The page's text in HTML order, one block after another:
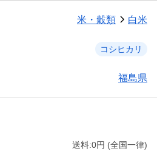
米・穀類 白米
コシヒカリ
福島県
送料:0円 (全国一律)